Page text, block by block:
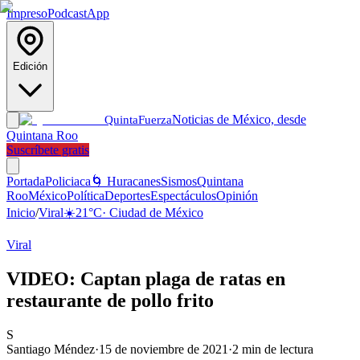
ImpresoPodcastApp
Edición
QuintaFuerzaNoticias de México, desde
Quintana Roo
Suscríbete gratis
PortadaPoliciaca 🌀 HuracanesSismosQuintana
RooMéxicoPolíticaDeportesEspectáculosOpinión
Inicio/Viral☀️21°C· Ciudad de México
Viral
VIDEO: Captan plaga de ratas en
restaurante de pollo frito
S
Santiago Méndez·15 de noviembre de 2021 ·2 min de lectura